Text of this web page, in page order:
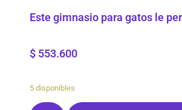
Este gimnasio para gatos le
$553.600
5 disponibles